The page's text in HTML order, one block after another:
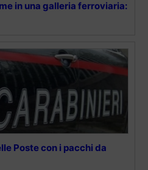
in una galleria ferroviaria:
Poste con i pacchi da